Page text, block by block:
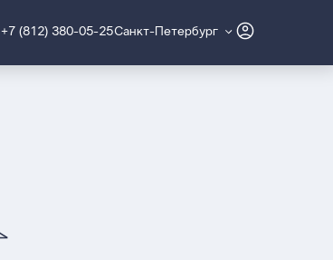
+7 (812) 380-05-25Санкт-Петербург